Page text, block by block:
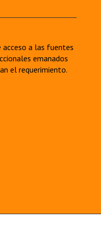
acceso a las fuentes
emanados
el requerimiento.